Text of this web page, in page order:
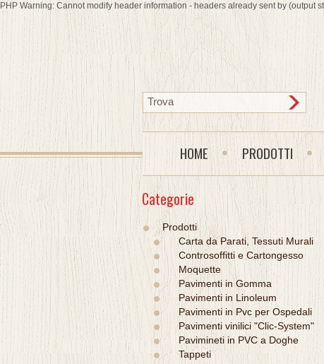
PHP Warning: Cannot modify header information - headers already sent by
HOME PRODOTTI
Categorie
Prodotti
Carta da Parati, Tessuti Murali
Controsoffitti e Cartongesso
Moquette
Pavimenti in Gomma
Pavimenti in Linoleum
Pavimenti in Pvc per Ospedali
Pavimenti vinilici "Clic-System"
Pavimineti in PVC a Doghe
Tappeti